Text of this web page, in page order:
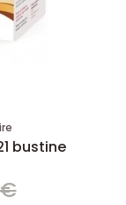
bustine